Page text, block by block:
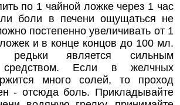
по 1 чайной ложке через 1 час
боли в печени ощущаться не
постепенно увеличивать от 1
и в конце концов до 100 мл.
является сильным
средством. Если в желчных
много солей, то проход
- отсюда боль. Прикладывайте